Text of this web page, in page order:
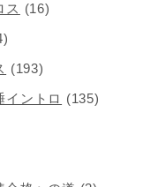
ス (16)
(193)
イントロ (135)